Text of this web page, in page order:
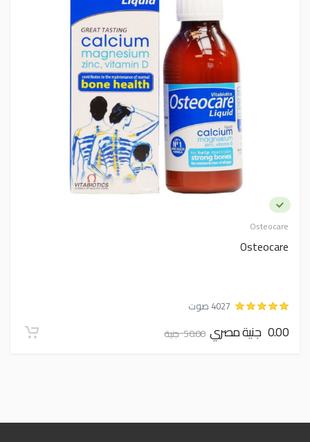
Osteocare
Osteocare
4027 صوت
0.00 جنية مصري 50.00 جنية